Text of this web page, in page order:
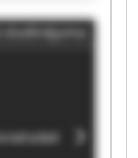
S.r.l.
Lines
Used
Lines UBL
Lines
Used
sludinājuma